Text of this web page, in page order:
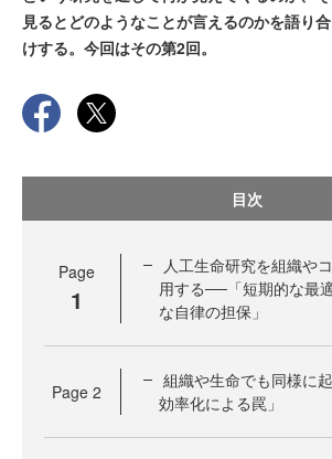
見るとどのようなことが言えるのかを語り
けする。今回はその第2回。
目次
Page
1
人工生命研究を組織や
用する──「短期的な最
な自律の担保」
Page 2
組織や生命でも同様に
効率化による罠」